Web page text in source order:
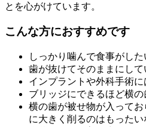
とを心がけています。
こんな方におすすめです
しっかり噛んで食事がした
歯が抜けてそのままにし
インプラントや外科手術に
ブリッジにできるほど横
横の歯が被せ物が入って
に大きく削るのはもったい